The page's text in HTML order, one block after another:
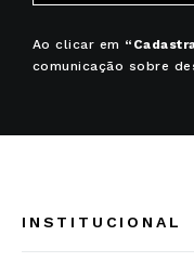
Ao clicar em
comunicação sobre
INSTITUCIONAL